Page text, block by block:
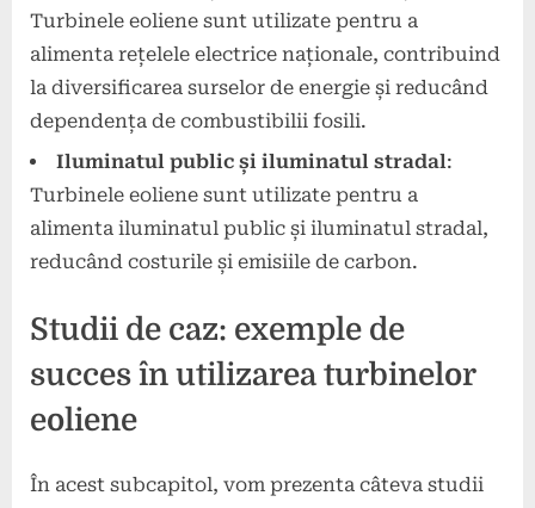
Turbinele eoliene sunt utilizate pentru a
alimenta rețelele electrice naționale, contribuind
la diversificarea surselor de energie și reducând
dependența de combustibilii fosili.
Iluminatul public și iluminatul stradal:
Turbinele eoliene sunt utilizate pentru a
alimenta iluminatul public și iluminatul stradal,
reducând costurile și emisiile de carbon.
Studii de caz: exemple de
succes în utilizarea turbinelor
eoliene
În acest subcapitol, vom prezenta câteva studii